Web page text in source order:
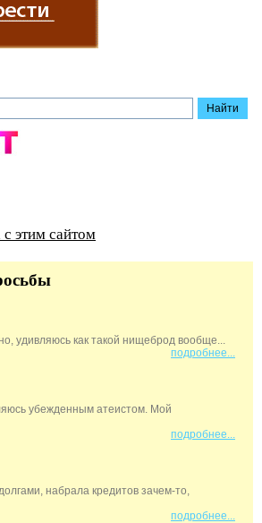
этим сайтом
удивляюсь как такой нищеброд вообще...
подробнее...
убежденным атеистом. Мой
подробнее...
набрала кредитов зачем-то,
подробнее...